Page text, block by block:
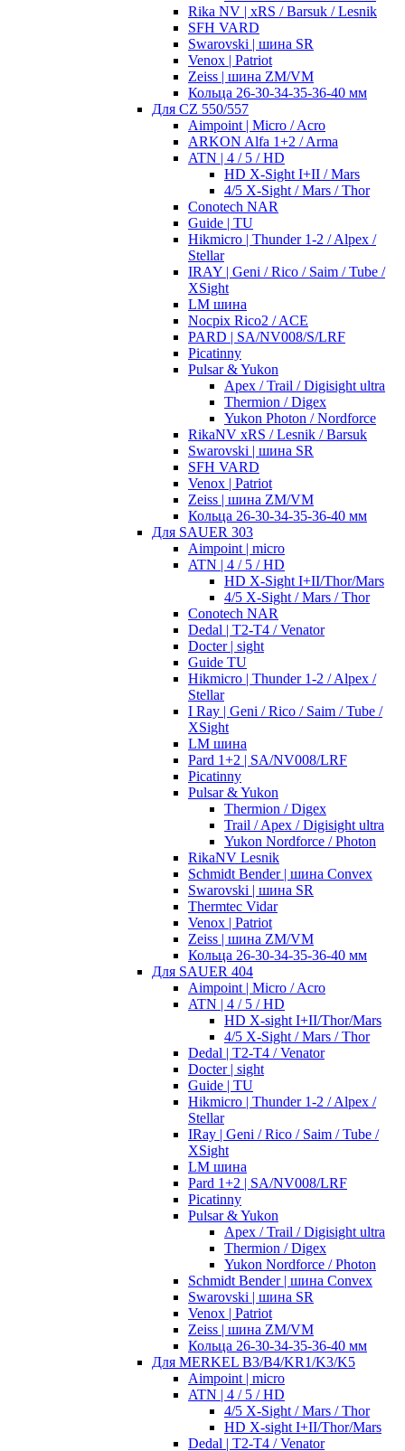
Rika NV | xRS / Barsuk / Lesnik
SFH VARD
Swarovski | шина SR
Venox | Patriot
Zeiss | шина ZM/VM
Кольца 26-30-34-35-36-40 мм
Для CZ 550/557
Aimpoint | Micro / Acro
ARKON Alfa 1+2 / Arma
ATN | 4 / 5 / HD
HD X-Sight I+II / Mars
4/5 X-Sight / Mars / Thor
Conotech NAR
Guide | TU
Hikmicro | Thunder 1-2 / Alpex /
Stellar
IRAY | Geni / Rico / Saim / Tube /
XSight
LM шина
Nocpix Rico2 / ACE
PARD | SA/NV008/S/LRF
Picatinny
Pulsar & Yukon
Apex / Trail / Digisight ultra
Thermion / Digex
Yukon Photon / Nordforce
RikaNV xRS / Lesnik / Barsuk
Swarovski | шина SR
SFH VARD
Venox | Patriot
Zeiss | шина ZM/VM
Кольца 26-30-34-35-36-40 мм
Для SAUER 303
Aimpoint | micro
ATN | 4 / 5 / HD
HD X-Sight I+II/Thor/Mars
4/5 X-Sight / Mars / Thor
Conotech NAR
Dedal | T2-T4 / Venator
Docter | sight
Guide TU
Hikmicro | Thunder 1-2 / Alpex /
Stellar
I Ray | Geni / Rico / Saim / Tube /
XSight
LM шина
Pard 1+2 | SA/NV008/LRF
Picatinny
Pulsar & Yukon
Thermion / Digex
Trail / Apex / Digisight ultra
Yukon Nordforce / Photon
RikaNV Lesnik
Schmidt Bender | шина Convex
Swarovski | шина SR
Thermtec Vidar
Venox | Patriot
Zeiss | шина ZM/VM
Кольца 26-30-34-35-36-40 мм
Для SAUER 404
Aimpoint | Micro / Acro
ATN | 4 / 5 / HD
HD X-sight I+II/Thor/Mars
4/5 X-Sight / Mars / Thor
Dedal | T2-T4 / Venator
Docter | sight
Guide | TU
Hikmicro | Thunder 1-2 / Alpex /
Stellar
IRay | Geni / Rico / Saim / Tube /
XSight
LM шина
Pard 1+2 | SA/NV008/LRF
Picatinny
Pulsar & Yukon
Apex / Trail / Digisight ultra
Thermion / Digex
Yukon Nordforce / Photon
Schmidt Bender | шина Convex
Swarovski | шина SR
Venox | Patriot
Zeiss | шина ZM/VM
Кольца 26-30-34-35-36-40 мм
Для MERKEL B3/B4/KR1/K3/K5
Aimpoint | micro
ATN | 4 / 5 / HD
4/5 X-Sight / Mars / Thor
HD X-sight I+II/Thor/Mars
Dedal | T2-T4 / Venator